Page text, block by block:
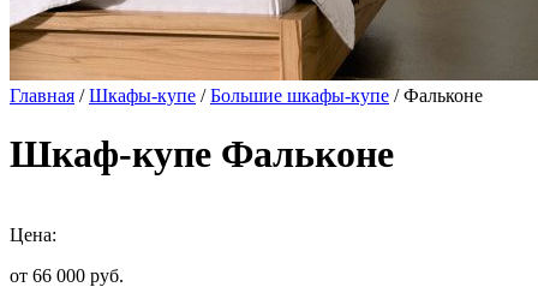
Главная /Шкафы-купе /Большие шкафы-купе / Фальконе
Шкаф-купе Фальконе
Цена:
от 66 000 руб.